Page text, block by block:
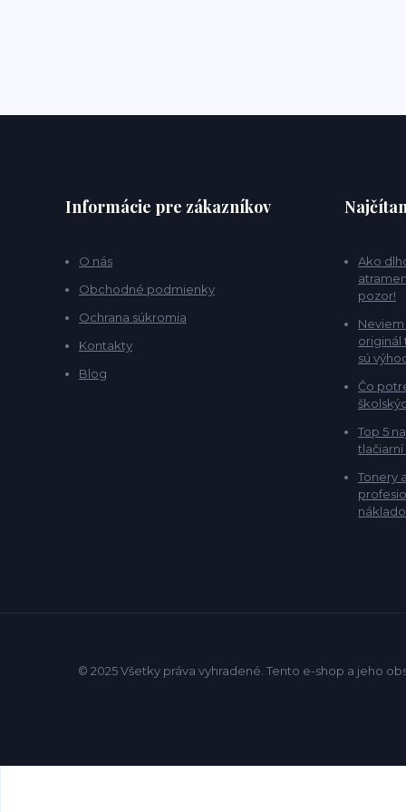
Informácie pre zákazníkov
O nás
Obchodné podmienky
Ochrana súkromia
Kontakty
Blog
Ako
pozor!
originál
sú
Čo
Top 5
Tonery
© 2025 Všetky práva vyhradené. Tento e-shop a jeho